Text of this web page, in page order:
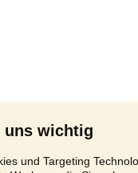
uns wichtig
und Targeting